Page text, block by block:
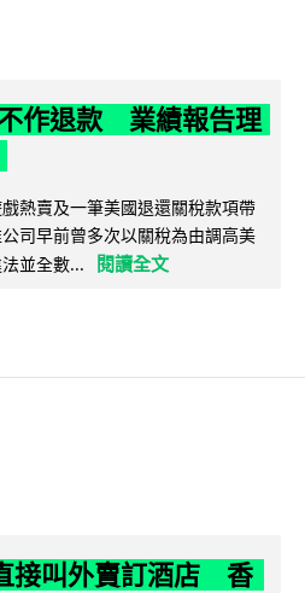
作退款 業績報告理
熱賣及一筆美國退還關稅款項帶
司早前曾多次以關稅為由調高美
並全數...
閱讀全文
接叫外賣訂酒店 香